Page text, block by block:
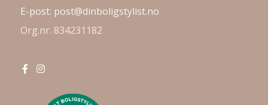
E-post: post@dinboligstylist.no
Org.nr. 834231182